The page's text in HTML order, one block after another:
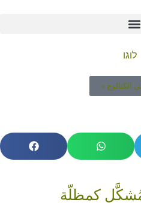
الكتالوج »
كمظلّة